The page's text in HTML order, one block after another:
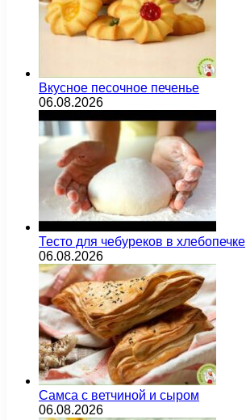
Вкусное песочное печенье
06.08.2026
Тесто для чебуреков в хлебопечке
06.08.2026
Самса с ветчиной и сыром
06.08.2026